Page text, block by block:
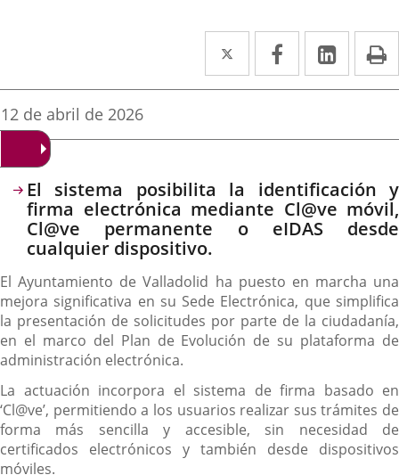
Twitter
Enlace
a
aplicación
Facebook
Enlace
a
aplicación
Enlace
a
Fecha
de
noticia
12 de abril de 2026
Descripción
El sistema posibilita la identificación y
firma electrónica mediante Cl@ve móvil,
Cl@ve permanente o eIDAS desde
cualquier dispositivo.
El Ayuntamiento de Valladolid ha puesto en marcha una
mejora significativa en su Sede Electrónica, que simplifica
la presentación de solicitudes por parte de la ciudadanía,
en el marco del Plan de Evolución de su plataforma de
administración electrónica.
La actuación incorpora el sistema de firma basado en
‘Cl@ve’, permitiendo a los usuarios realizar sus trámites de
forma más sencilla y accesible, sin necesidad de
certificados electrónicos y también desde dispositivos
móviles.